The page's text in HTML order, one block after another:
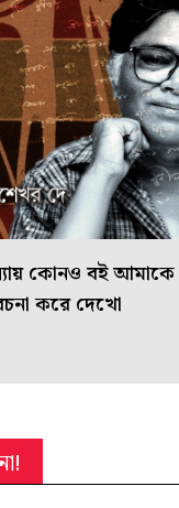
কোনও বই আমাকে
করে দেখো